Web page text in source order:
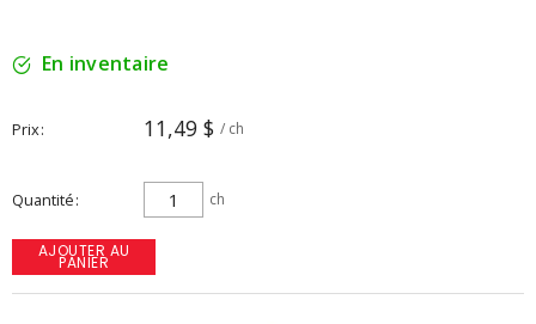
En inventaire
Prix 11,49 $ / ch
Quantité ch
AJOUTER AU
PANIER